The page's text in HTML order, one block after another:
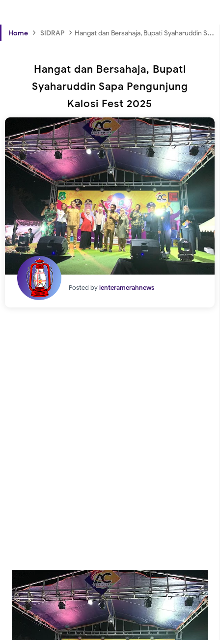
Home › SIDRAP › Hangat dan Bersahaja, Bupati Syaharuddin Sapa Pengunjung Kalosi Fest 2025
Hangat dan Bersahaja, Bupati
Syaharuddin Sapa Pengunjung
Kalosi Fest 2025
Posted bylenteramerahnews